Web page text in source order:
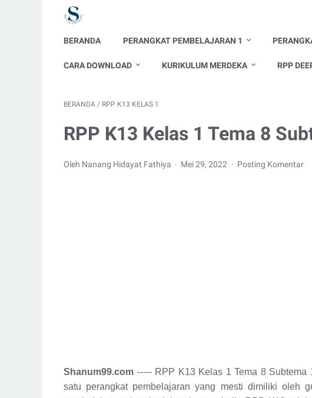
BERANDA PERANGKAT PEMBELAJARAN 1
CARA DOWNLOAD KURIKULUM MERDEKA RPP
BERANDA / RPP K13 KELAS 1
RPP K13 Kelas 1 Tema 8
Oleh Nanang Hidayat Fathiya Mei 29, 2022 Posting Komentar
Shanum99.com ----- RPP K13 Kelas 1 Tema 8
satu perangkat pembelajaran yang mesti dimiliki oleh